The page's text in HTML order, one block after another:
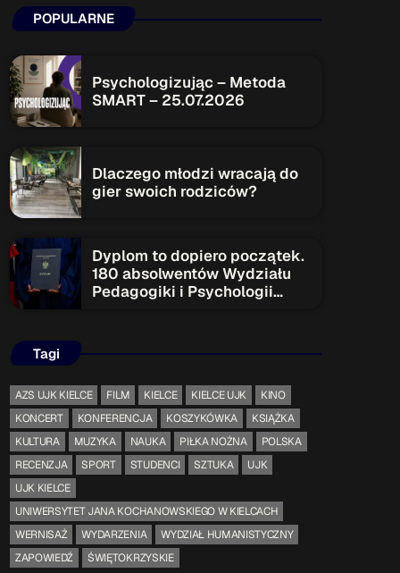
POPULARNE
Psychologizując – Metoda
SMART – 25.07.2026
Dlaczego młodzi wracają do
gier swoich rodziców?
Dyplom to dopiero początek.
180 absolwentów Wydziału
Pedagogiki i Psychologii
Tagi
AZS UJK KIELCE FILM KIELCE KIELCE UJK
KINO
KONCERT
KONFERENCJA KOSZYKÓWKA
KSIĄŻKA
KULTURA
MUZYKA NAUKA PIŁKA NOŻNA
POLSKA
RECENZJA
SPORT STUDENCI SZTUKA
UJK
UJK KIELCE
UNIWERSYTET JANA KOCHANOWSKIEGO W KIELCACH
WERNISAŻ
WYDARZENIA
WYDZIAŁ HUMANISTYCZNY
ZAPOWIEDŹ
ŚWIĘTOKRZYSKIE